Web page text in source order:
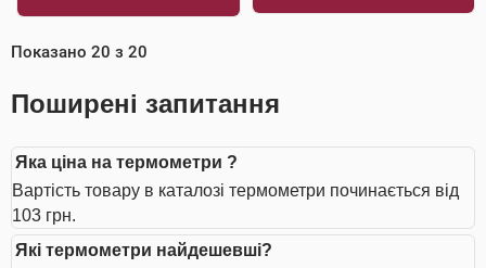
Показано 20 з 20
Поширені запитання
Яка ціна на термометри ?
Вартість товару в каталозі термометри починається від
103 грн.
Які термометри найдешевші?